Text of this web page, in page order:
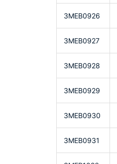
3MEB0926
3MEB0927
3MEB0928
3MEB0929
3MEB0930
3MEB0931